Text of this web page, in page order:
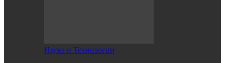
Наука и Технологии